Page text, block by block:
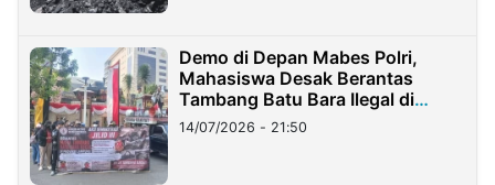
Demo di Depan Mabes Polri,
Mahasiswa Desak Berantas
Tambang Batu Bara Ilegal di
Lampung
14/07/2026 - 21:50